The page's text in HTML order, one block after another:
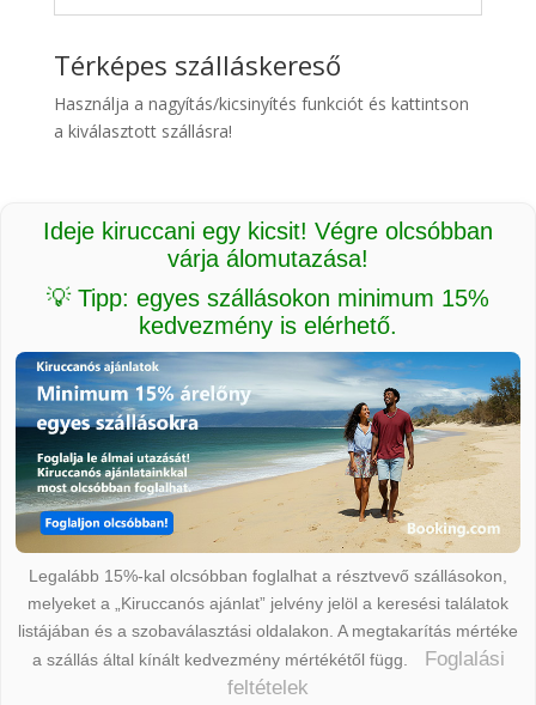
Térképes szálláskereső
Használja a nagyítás/kicsinyítés funkciót és kattintson
a kiválasztott szállásra!
Ideje kiruccani egy kicsit! Végre olcsóbban
várja álomutazása!
💡 Tipp: egyes szállásokon minimum 15%
kedvezmény is elérhető.
Legalább 15%-kal olcsóbban foglalhat a résztvevő szállásokon,
melyeket a „Kiruccanós ajánlat” jelvény jelöl a keresési találatok
listájában és a szobaválasztási oldalakon. A megtakarítás mértéke
a szállás által kínált kedvezmény mértékétől függ.
Foglalási
feltételek